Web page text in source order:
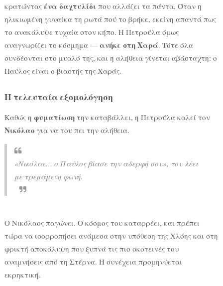
κρατώντας ένα δαχτυλίδιπου αλλάζει τα πάντα. Όταν η
ηλικιωμένη γυναίκα τη ρωτά πού το βρήκε, εκείνη απαντά πως
το ανακάλυψε τυχαία στον κήπο. Η Πετρούλα όμως
αναγνωρίζει το κόσμημα — ανήκε στη Χαρά. Τότε όλα
συνδέονται στο μυαλό της, και η αλήθεια γίνεται αβάσταχτη: ο
Παύλος είναι ο βιαστής της Χαράς.
Η τελευταία εξομολόγηση
Καθώς η φυματίωσητην καταβάλλει, η Πετρούλα καλεί τον
Νικόλαο για να του πει την αλήθεια.
«Νικόλαε… ο Παύλος βίασε την αδερφή σου», του λέει
με τρεμάμενη φωνή.
Ο Νικόλαος παγώνει. Ο κόσμος του καταρρέει, και πρέπει
τώρα να ισορροπήσει ανάμεσα στην υπόθεση της Χλόης και στη
φρικτή αποκάλυψη που ξυπνά τις πιο σκοτεινές του
αναμνήσεις από τη Στέρνα. Η συνέχεια προμηνύεται
εκρηκτική.